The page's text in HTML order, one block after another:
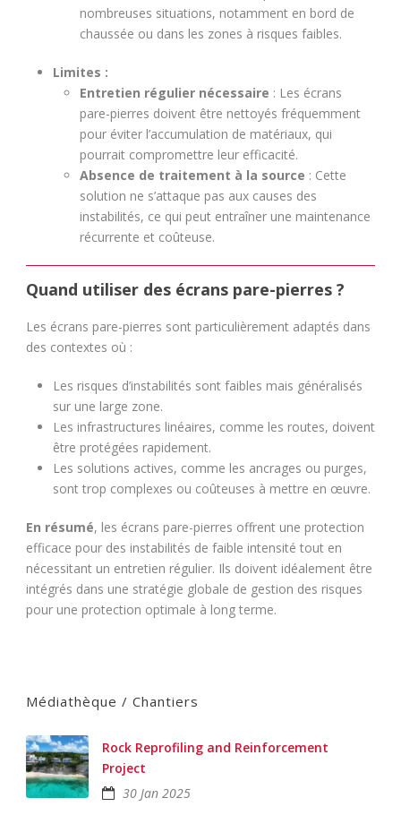
nombreuses situations, notamment en bord de
chaussée ou dans les zones à risques faibles.
Limites :
Entretien régulier nécessaire : Les écrans
pare-pierres doivent être nettoyés fréquemment
pour éviter l’accumulation de matériaux, qui
pourrait compromettre leur efficacité.
Absence de traitement à la source : Cette
solution ne s’attaque pas aux causes des
instabilités, ce qui peut entraîner une maintenance
récurrente et coûteuse.
Quand utiliser des écrans pare-pierres ?
Les écrans pare-pierres sont particulièrement adaptés dans
des contextes où :
Les risques d’instabilités sont faibles mais généralisés
sur une large zone.
Les infrastructures linéaires, comme les routes, doivent
être protégées rapidement.
Les solutions actives, comme les ancrages ou purges,
sont trop complexes ou coûteuses à mettre en œuvre.
En résumé, les écrans pare-pierres offrent une protection
efficace pour des instabilités de faible intensité tout en
nécessitant un entretien régulier. Ils doivent idéalement être
intégrés dans une stratégie globale de gestion des risques
pour une protection optimale à long terme.
Médiathèque / Chantiers
Rock Reprofiling and Reinforcement
Project
30 Jan 2025